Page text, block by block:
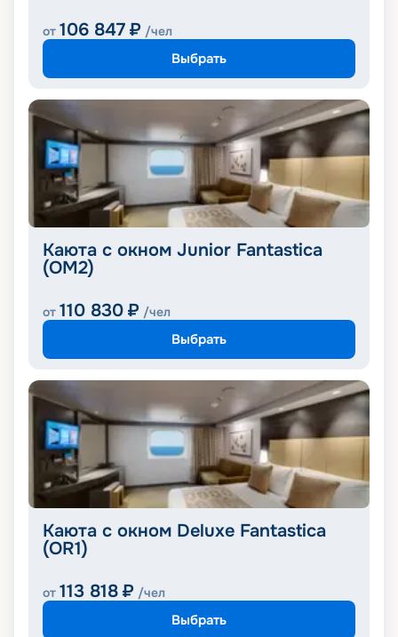
от 106 847 ₽ /чел
Выбрать
Каюта с окном Junior Fantastica
(OM2)
от 110 830 ₽ /чел
Выбрать
Каюта с окном Deluxe Fantastica
(OR1)
от 113 818 ₽ /чел
Выбрать